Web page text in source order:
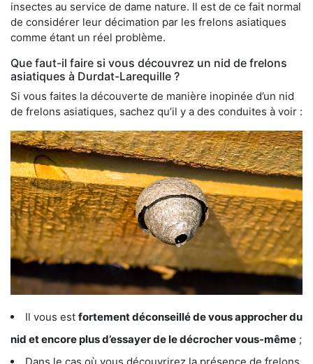
insectes au service de dame nature. Il est de ce fait normal
de considérer leur décimation par les frelons asiatiques
comme étant un réel problème.
Que faut-il faire si vous découvrez un nid de frelons
asiatiques à Durdat-Larequille ?
Si vous faites la découverte de manière inopinée d’un nid
de frelons asiatiques, sachez qu’il y a des conduites à voir :
Il vous est fortement déconseillé de vous approcher du
nid et encore plus d’essayer de le décrocher vous-même ;